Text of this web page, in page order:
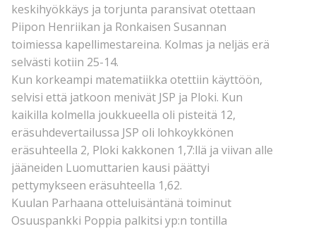
keskihyökkäys ja torjunta paransivat otettaan
Piipon Henriikan ja Ronkaisen Susannan
toimiessa kapellimestareina. Kolmas ja neljäs erä
selvästi kotiin 25-14.
Kun korkeampi matematiikka otettiin käyttöön,
selvisi että jatkoon menivät JSP ja Ploki. Kun
kaikilla kolmella joukkueella oli pisteitä 12,
eräsuhdevertailussa JSP oli lohkoykkönen
eräsuhteella 2, Ploki kakkonen 1,7:llä ja viivan alle
jääneiden Luomuttarien kausi päättyi
pettymykseen eräsuhteella 1,62.
Kuulan Parhaana otteluisäntänä toiminut
Osuuspankki Poppia palkitsi yp:n tontilla